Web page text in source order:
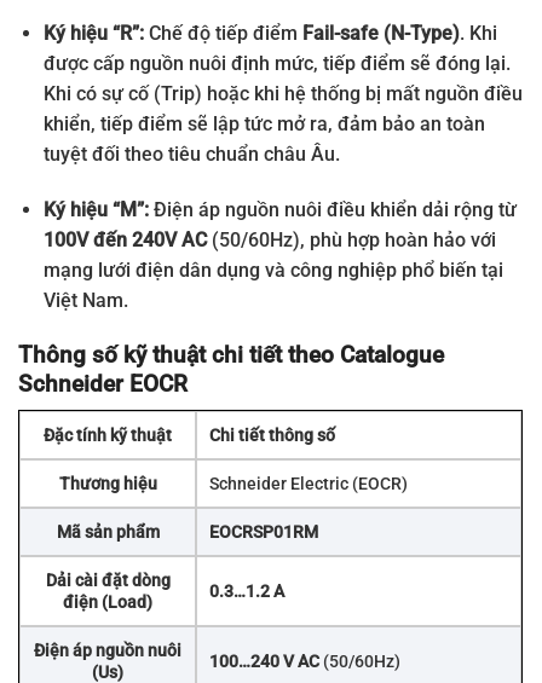
Ký hiệu “R”:Chế độ tiếp điểm Fail-safe (N-Type). Khi
được cấp nguồn nuôi định mức, tiếp điểm sẽ đóng lại.
Khi có sự cố (Trip) hoặc khi hệ thống bị mất nguồn điều
khiển, tiếp điểm sẽ lập tức mở ra, đảm bảo an toàn
tuyệt đối theo tiêu chuẩn châu Âu.
Ký hiệu “M”:Điện áp nguồn nuôi điều khiển dải rộng từ
100V đến 240V AC(50/60Hz), phù hợp hoàn hảo với
mạng lưới điện dân dụng và công nghiệp phổ biến tại
Việt Nam.
Thông số kỹ thuật chi tiết theo Catalogue
Schneider EOCR
Đặc tính kỹ thuật Chi tiết thông số
Thương hiệu Schneider Electric (EOCR)
Mã sản phẩm EOCRSP01RM
Dải cài đặt dòng
điện (Load)
0.3…1.2 A
Điện áp nguồn nuôi
(Us)
100…240 V AC (50/60Hz)